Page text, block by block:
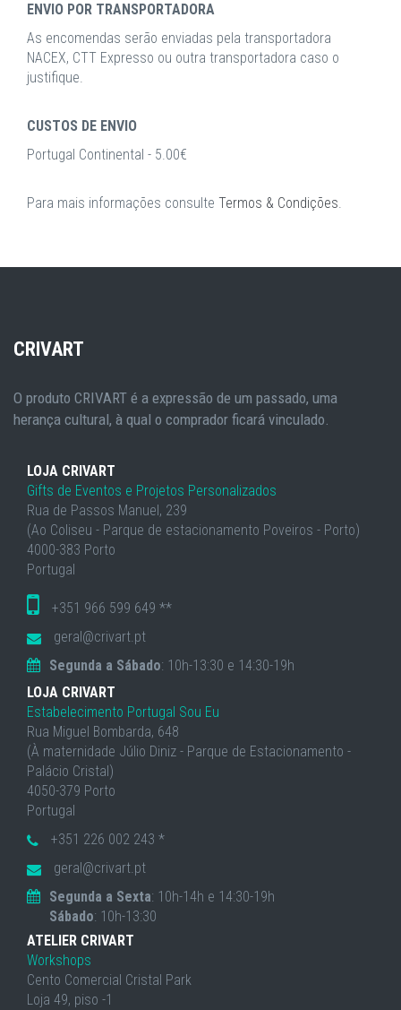
ENVIO POR TRANSPORTADORA
As encomendas serão enviadas pela transportadora
NACEX, CTT Expresso ou outra transportadora caso o
justifique.
CUSTOS DE ENVIO
Portugal Continental - 5.00€
Para mais informações consulte Termos & Condições.
CRIVART
O produto CRIVART é a expressão de um passado, uma
herança cultural, à qual o comprador ficará vinculado.
LOJA CRIVART
Gifts de Eventos e Projetos Personalizados
Rua de Passos Manuel, 239
(Ao Coliseu - Parque de estacionamento Poveiros - Porto)
4000-383 Porto
Portugal
+351 966 599 649 **
geral@crivart.pt
Segunda a Sábado: 10h-13:30 e 14:30-19h
LOJA CRIVART
Estabelecimento Portugal Sou Eu
Rua Miguel Bombarda, 648
(À maternidade Júlio Diniz - Parque de Estacionamento -
Palácio Cristal)
4050-379 Porto
Portugal
+351 226 002 243 *
geral@crivart.pt
Segunda a Sexta: 10h-14h e 14:30-19h
Sábado: 10h-13:30
ATELIER CRIVART
Workshops
Cento Comercial Cristal Park
Loja 49, piso -1